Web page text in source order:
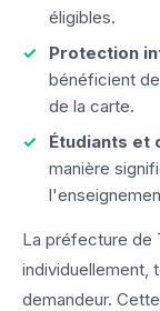
éligibles.
Protection
bénéficient
de la carte.
Étudiants et
manière
La préfecture de
individuellement,
demandeur.